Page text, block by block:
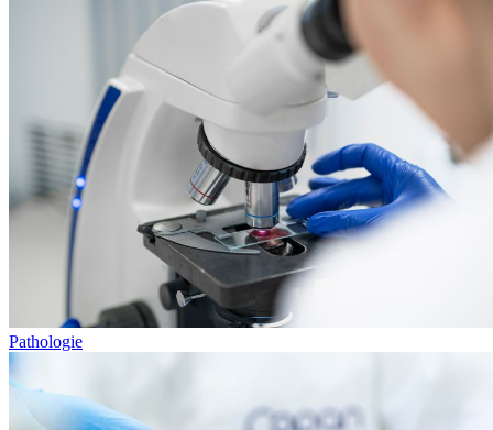
Pathologie